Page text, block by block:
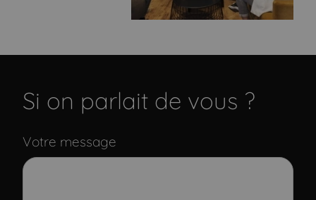
Si on parlait de vous ?
Votre message